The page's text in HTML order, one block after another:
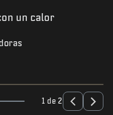
un calor
1 de 2